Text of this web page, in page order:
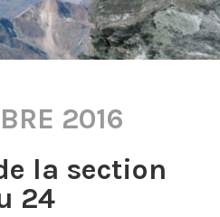
2016
la section
24